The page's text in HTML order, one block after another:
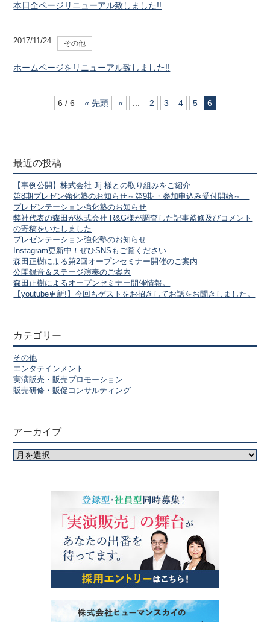
本日全ページリニューアル致しました!!
2017/11/24 その他
ホームページをリニューアル致しました!!
6 / 6 « 先頭 « 2 3 4 5 6
最近の投稿
【事例公開】株式会社 Jij 様との取り組みをご紹介
第8期プレゼン強化塾のお知らせ～第9期・参加申込み受付開始～
プレゼンテーション強化塾のお知らせ
弊社代表の森田が株式会社 R&G様が調査した記事監修及びコメント
の寄稿をいたしました
プレゼンテーション強化塾のお知らせ
Instagram更新中！ぜひSNSもご覧ください
森田正樹による第2回オープンセミナー開催のご案内
公開録音＆ステージ演奏のご案内
森田正樹によるオープンセミナー開催情報。
【youtube更新!】今回もゲストをお招きしてお話をお聞きしました。
カテゴリー
その他
エンタテインメント
実演販売・販売プロモーション
販売研修・販促コンサルティング
アーカイブ